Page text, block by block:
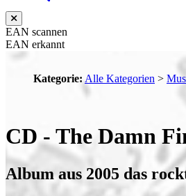
EAN scannen
EAN erkannt
Kategorie: Alle Kategorien >
CD - The Damn
Album aus 2005 das